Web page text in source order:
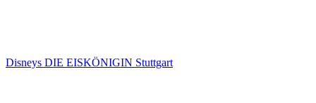
Disneys DIE EISKÖNIGIN Stuttgart